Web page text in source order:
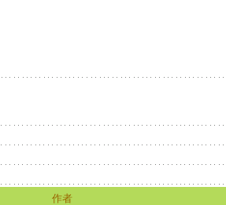
作者